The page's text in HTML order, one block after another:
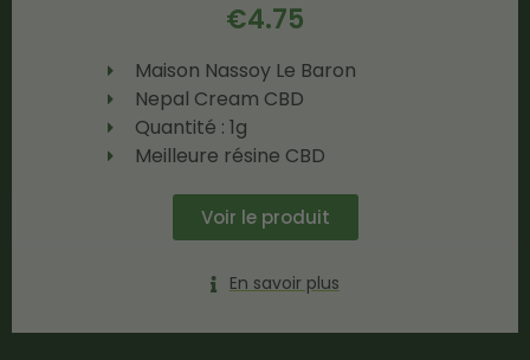
€4.75
Maison Nassoy Le Baron
Nepal Cream CBD
Quantité : 1g
Meilleure résine CBD
Voir le produit
En savoir plus